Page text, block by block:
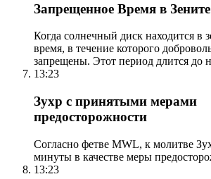
Запрещенное Время в
Когда солнечный диск находится в
время, в течение которого
запрещены. Этот период длится до
13:23
Зухр с принятыми мерами
предосторожности
Согласно фетве MWL, к молитве
минуты в качестве меры
13:23